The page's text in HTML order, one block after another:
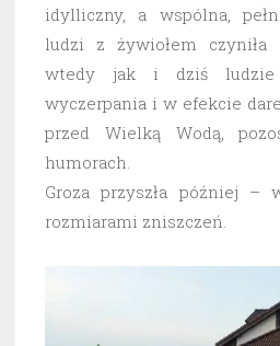
idylliczny, a wspólna,
ludzi z żywiołem czyniła
wtedy jak i dziś ludzie
wyczerpania i w efekcie
przed Wielką Wodą,
humorach.
Groza przyszła później –
rozmiarami zniszczeń.